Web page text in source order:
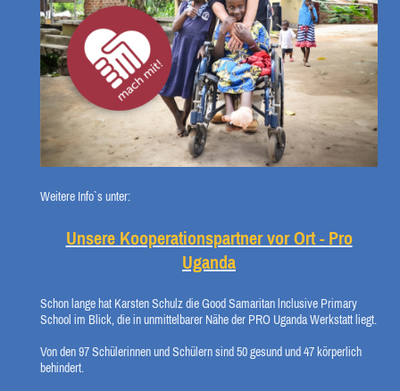
Weitere Info`s unter:
Unsere Kooperationspartner vor Ort - Pro
Uganda
Schon lange hat Karsten Schulz die Good Samaritan lnclusive Primary
School im Blick, die in unmittelbarer Nähe der PRO Uganda Werkstatt liegt.
Von den 97 Schülerinnen und Schülern sind 50 gesund und 47 körperlich
behindert.